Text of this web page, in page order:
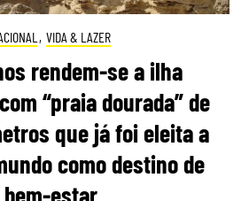
, VIDA & LAZER
rendem-se a ilha
“praia dourada” de
que já foi eleita a
como destino de